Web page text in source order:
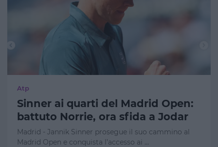
Atp
Sinner ai quarti del Madrid Open:
battuto Norrie, ora sfida a Jodar
Madrid - Jannik Sinner prosegue il suo cammino al
Madrid Open e conquista l’accesso ai …